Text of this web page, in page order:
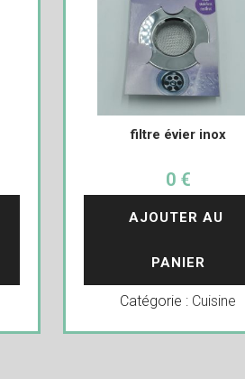
filtre évier inox
0 €
AJOUTER AU
PANIER
Catégorie : Cuisine